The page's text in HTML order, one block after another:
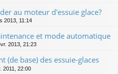
au moteur d'essuie glace?
2013, 11:14
et mode automatique
2013, 21:23
(de base) des essuie-glaces
2011, 22:00